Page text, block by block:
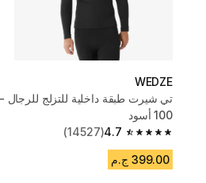
WEDZE
100 أسود
4.7
4.7 out of 5 stars from 14527 reviews
(14527)
399.00 ج.م